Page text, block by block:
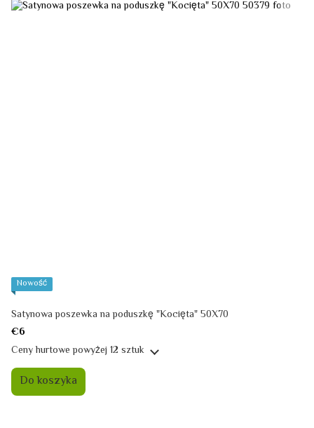
Nowość
Satynowa poszewka na poduszkę "Kocięta" 50X70
€6
Ceny hurtowepowyżej 12 sztuk
Do koszyka